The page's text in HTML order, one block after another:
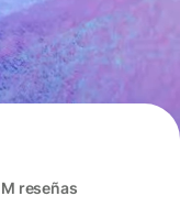
M reseñas